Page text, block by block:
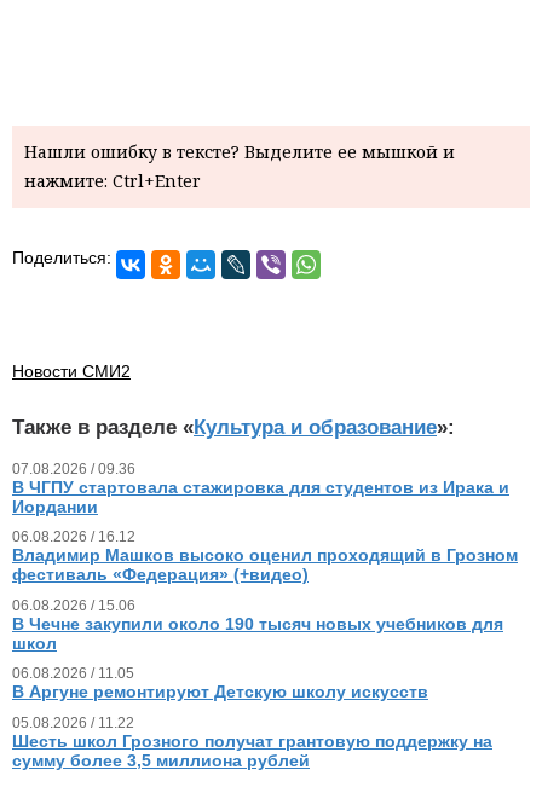
Нашли ошибку в тексте? Выделите ее мышкой и
нажмите: Ctrl+Enter
Поделиться:
Новости СМИ2
Также в разделе «Культура и образование»:
07.08.2026 / 09.36
В ЧГПУ стартовала стажировка для студентов из Ирака и
Иордании
06.08.2026 / 16.12
Владимир Машков высоко оценил проходящий в Грозном
фестиваль «Федерация» (+видео)
06.08.2026 / 15.06
В Чечне закупили около 190 тысяч новых учебников для
школ
06.08.2026 / 11.05
В Аргуне ремонтируют Детскую школу искусств
05.08.2026 / 11.22
Шесть школ Грозного получат грантовую поддержку на
сумму более 3,5 миллиона рублей